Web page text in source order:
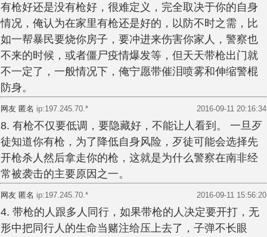
有枪好还是没有枪好，很难定义，完全取决于你的自身
情况，俺认为在家里有枪还是好的，以防不时之需，比
如一帮暴民要烧你房子，要冲进来伤害你家人，警察也
不来的时候，或者僵尸疫情爆发等，但天天带枪出门就
不一定了，一般情况下，俺宁愿带催泪喷雾和伸缩警棍
防身。
网友 匿名 ip:197.245.70.* 2016-09-11 20:16:34
8. 有枪不仅要低调，要隐藏好，不能让人看到。 一旦歹
徒知道你有枪，为了降低自身风险，歹徒可能会选择先
开枪杀人然后拿走你的枪，这就是为什么警察在南非经
常被袭击的主要原因之一。
网友 匿名 ip:197.245.70.* 2016-09-11 15:56:20
4. 带枪的人跟多人同行，如果带枪的人决定要开打，无
形中把同行人的生命当赌注给压上去了，子弹不长眼